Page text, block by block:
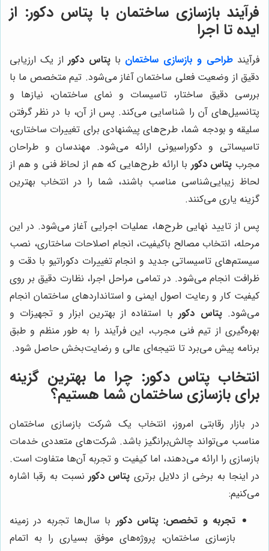
فرآیند بازسازی ساختمان با پتاس دکور: از
ایده تا اجرا
فرآیندطراحی و بازسازی ساختمان باپتاس دکور از یک ارزیابی
دقیق از وضعیت فعلی ساختمان آغاز می‌شود. تیم متخصص ما با
بررسی دقیق ساختار، تاسیسات و نمای ساختمان، نیازها و
پتانسیل‌های آن را شناسایی می‌کند. پس از آن، با در نظر گرفتن
سلیقه و بودجه شما، طرح‌های پیشنهادی برای تغییرات ساختاری،
تاسیساتی و دکوراسیونی ارائه می‌شود. مهندسان و طراحان
مجرب پتاس دکور با ارائه طرح‌هایی که هم از لحاظ فنی و هم از
لحاظ زیبایی‌شناسی مناسب باشند، شما را در انتخاب بهترین
گزینه یاری می‌کنند.
پس از تایید نهایی طرح‌ها، عملیات اجرایی آغاز می‌شود. در این
مرحله، انتخاب مصالح باکیفیت، انجام اصلاحات ساختاری، نصب
سیستم‌های تاسیساتی جدید و انجام تغییرات دکوراتیو با دقت و
ظرافت انجام می‌شود. در تمامی مراحل اجرا، نظارت دقیق بر روی
کیفیت کار و رعایت اصول ایمنی و استانداردهای ساختمان انجام
می‌شود.پتاس دکور با استفاده از بهترین ابزار و تجهیزات و
بهره‌گیری از تیم فنی مجرب، این فرآیند را به طور منظم و طبق
برنامه پیش می‌برد تا نتیجه‌ای عالی و رضایت‌بخش حاصل شود.
انتخاب پتاس دکور: چرا ما بهترین گزینه
برای بازسازی ساختمان شما هستیم؟
در بازار رقابتی امروز، انتخاب یک شرکت بازسازی ساختمان
مناسب می‌تواند چالش‌برانگیز باشد. شرکت‌های متعددی خدمات
بازسازی را ارائه می‌دهند، اما کیفیت و تجربه آن‌ها متفاوت است.
در اینجا به برخی از دلایل برتری پتاس دکور نسبت به رقبا اشاره
می‌کنیم:
تجربه و تخصص: پتاس دکور با سال‌ها تجربه در زمینه
بازسازی ساختمان، پروژه‌های موفق بسیاری را به اتمام